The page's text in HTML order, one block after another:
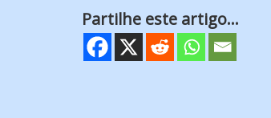
Partilhe este artigo...